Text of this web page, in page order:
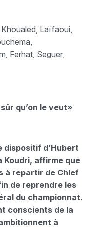
Laïfaoui,
Ferhat, Seguer,
qu’on le veut»
dispositif d’Hubert
Koudri, affirme que
à repartir de Chlef
de reprendre les
du championnat.
conscients de la
à